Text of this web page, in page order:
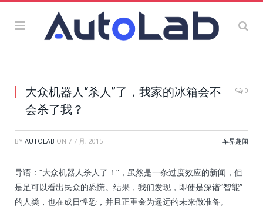
大众机器人“杀人”了，我家的冰箱会不
会杀了我？
0
BY AUTOLAB ON 7 7 月, 2015 车界趣闻
导语：“大众机器人杀人了！”，虽然是一条过度效应的新闻，但
是足可以看出民众的恐慌。结果，我们发现，即使是深谙“智能”
的人类，也在成日惶恐，并且正重金为遥远的未来做准备。